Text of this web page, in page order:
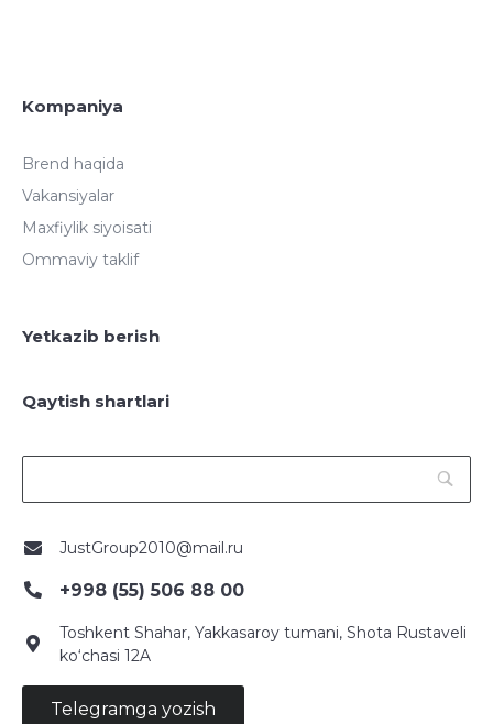
Kompaniya
Brend haqida
Vakansiyalar
Maxfiylik siyoisati
Ommaviy taklif
Yetkazib berish
Qaytish shartlari
JustGroup2010@mail.ru
+998 (55) 506 88 00
Toshkent Shahar, Yakkasaroy tumani, Shota Rustaveli
ko‘chasi 12A
Telegramga yozish